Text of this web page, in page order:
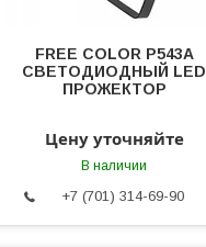
FREE COLOR P543A
СВЕТОДИОДНЫЙ LED
ПРОЖЕКТОР
Цену уточняйте
В наличии
+7 (701) 314-69-90